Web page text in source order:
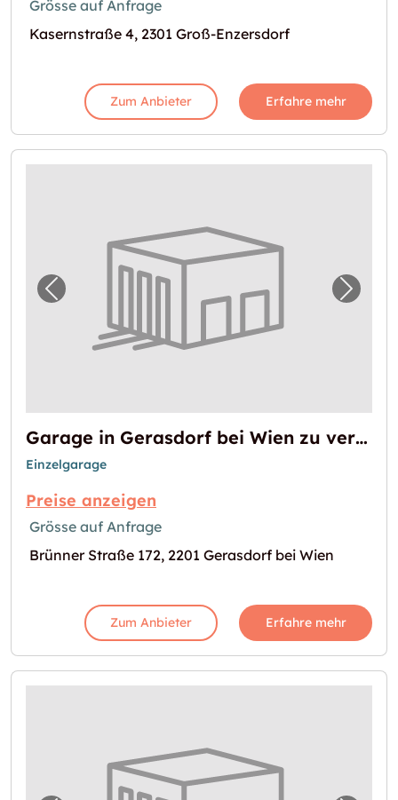
Grösse auf Anfrage
Kasernstraße 4, 2301 Groß-Enzersdorf
Zum Anbieter Erfahre mehr
Vorheriges Bild für "Garage in Gerasdorf
Garage in Gerasdorf bei Wien zu vermieten
Einzelgarage
Preise anzeigen
Grösse auf Anfrage
Brünner Straße 172, 2201 Gerasdorf bei Wien
Zum Anbieter Erfahre mehr